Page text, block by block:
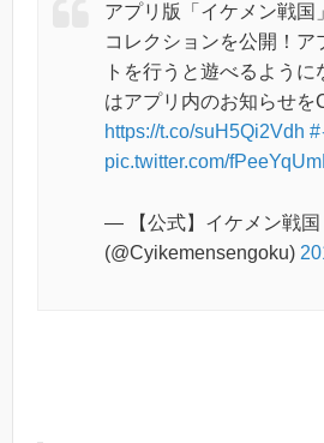
アプリ版「イケメン戦国
コレクションを公開！ア
トを行うと遊べるよう
はアプリ内のお知らせを
https://t.co/suH5Qi2Vdh #
pic.twitter.com/
— 【公式】イケメン戦国
(@Cyikemensengoku)